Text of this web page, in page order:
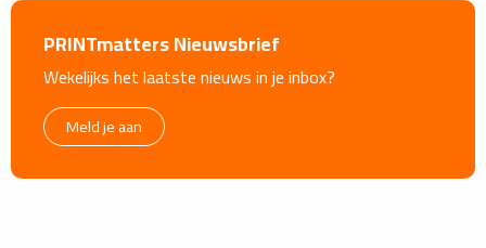
PRINTmatters Nieuwsbrief
Wekelijks het laatste nieuws in je inbox?
Meld je aan